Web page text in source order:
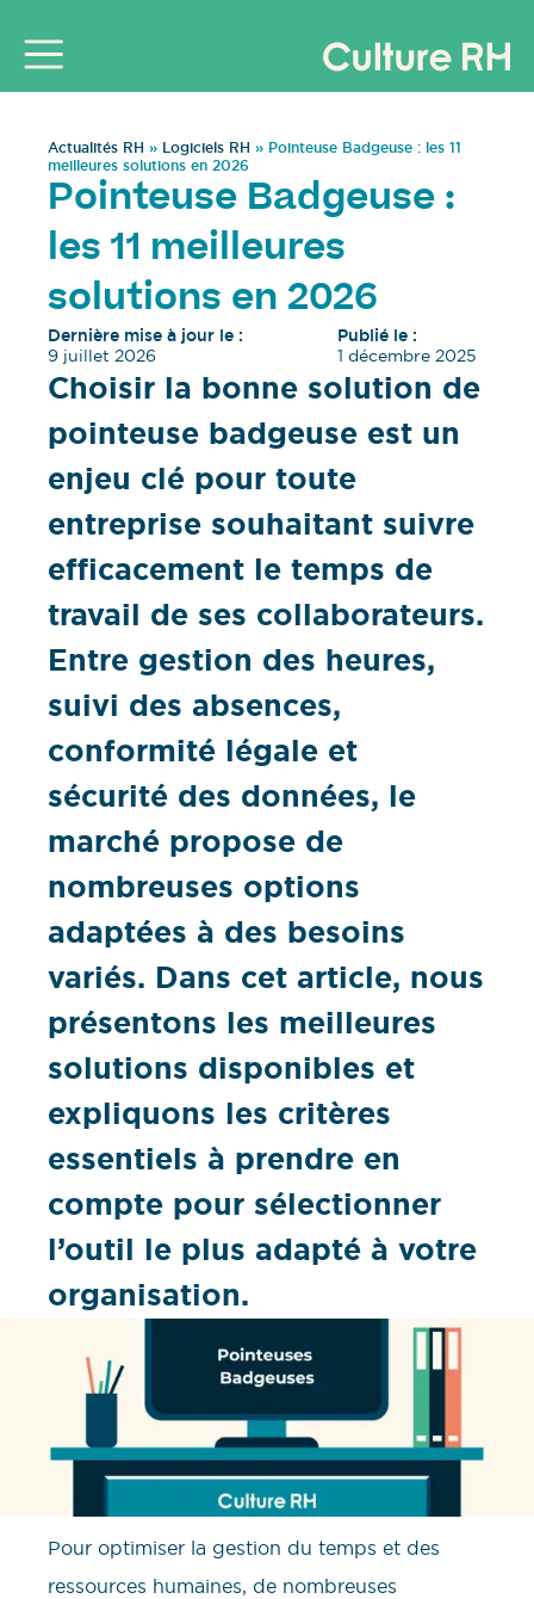
Actualités RH » Logiciels RH » Pointeuse Badgeuse : les 11
meilleures solutions en 2026
Pointeuse Badgeuse :
les 11 meilleures
solutions en 2026
Dernière mise à jour le :
9 juillet 2026
Publié le :
1 décembre 2025
Choisir la bonne solution de
pointeuse badgeuse est un
enjeu clé pour toute
entreprise souhaitant suivre
efficacement le temps de
travail de ses collaborateurs.
Entre gestion des heures,
suivi des absences,
conformité légale et
sécurité des données, le
marché propose de
nombreuses options
adaptées à des besoins
variés. Dans cet article, nous
présentons les meilleures
solutions disponibles et
expliquons les critères
essentiels à prendre en
compte pour sélectionner
l’outil le plus adapté à votre
organisation.
Pour optimiser la gestion du temps et des
ressources humaines, de nombreuses